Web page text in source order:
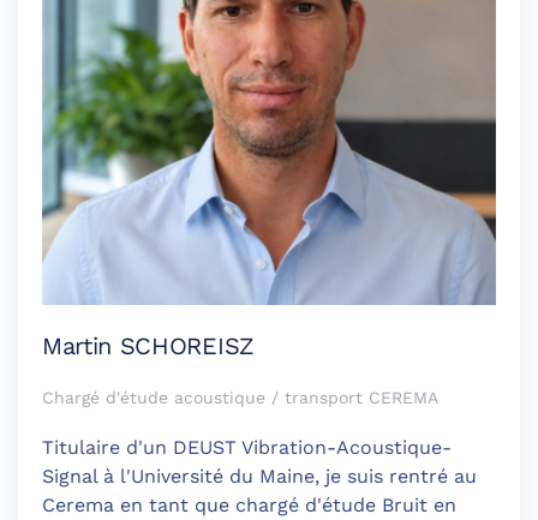
Martin SCHOREISZ
Chargé d'étude acoustique / transport CEREMA
Titulaire d'un DEUST Vibration-Acoustique-
Signal à l'Université du Maine, je suis rentré au
Cerema en tant que chargé d'étude Bruit en